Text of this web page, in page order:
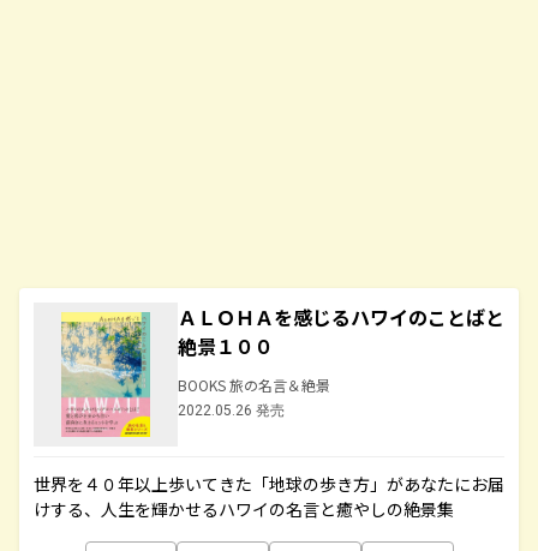
ＡＬＯＨＡを感じるハワイのことばと
絶景１００
BOOKS 旅の名言＆絶景
2022.05.26 発売
世界を４０年以上歩いてきた「地球の歩き方」があなたにお届
けする、人生を輝かせるハワイの名言と癒やしの絶景集